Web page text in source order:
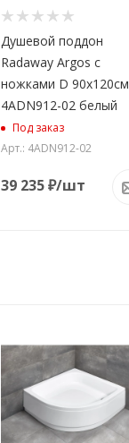
Душевой поддон
Radaway Argos с
ножками D 90х120см
4ADN912-02 белый
Под заказ
Арт.: 4ADN912-02
39 235₽/шт